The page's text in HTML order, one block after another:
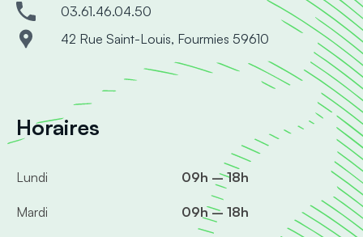
03.61.46.04.50
42 Rue Saint-Louis, Fourmies 59610
Horaires
Lundi 09h – 18h
Mardi 09h – 18h